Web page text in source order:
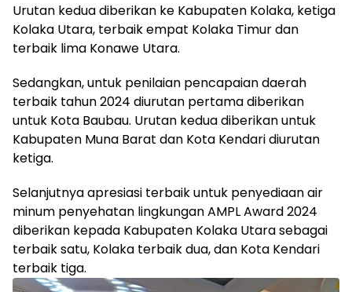
Urutan kedua diberikan ke Kabupaten Kolaka, ketiga
Kolaka Utara, terbaik empat Kolaka Timur dan
terbaik lima Konawe Utara.
Sedangkan, untuk penilaian pencapaian daerah
terbaik tahun 2024 diurutan pertama diberikan
untuk Kota Baubau. Urutan kedua diberikan untuk
Kabupaten Muna Barat dan Kota Kendari diurutan
ketiga.
Selanjutnya apresiasi terbaik untuk penyediaan air
minum penyehatan lingkungan AMPL Award 2024
diberikan kepada Kabupaten Kolaka Utara sebagai
terbaik satu, Kolaka terbaik dua, dan Kota Kendari
terbaik tiga.